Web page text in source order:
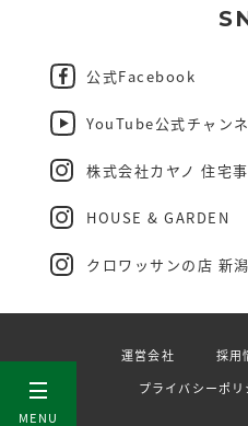
MENU
公式Facebook
YouTube公式チャン
株式会社カヤノ 住宅
HOUSE & GARDEN
クロワッサンの店 新
運営会社 採用
プライバシーポリ